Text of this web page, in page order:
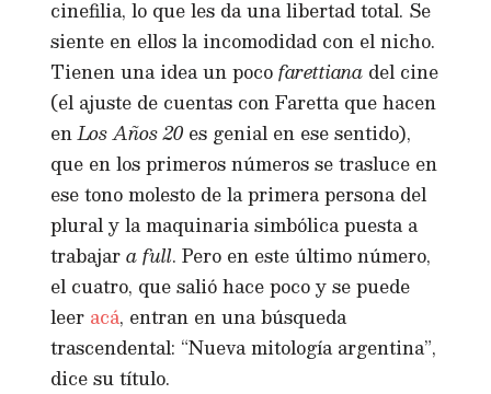
cinefilia, lo que les da una libertad total. Se
siente en ellos la incomodidad con el nicho.
Tienen una idea un pocofarettiana del cine
(el ajuste de cuentas con Faretta que hacen
enLos Años 20 es genial en ese sentido),
que en los primeros números se trasluce en
ese tono molesto de la primera persona del
plural y la maquinaria simbólica puesta a
trabajara full. Pero en este último número,
el cuatro, que salió hace poco y se puede
leer acá, entran en una búsqueda
trascendental: “Nueva mitología argentina”,
dice su título.